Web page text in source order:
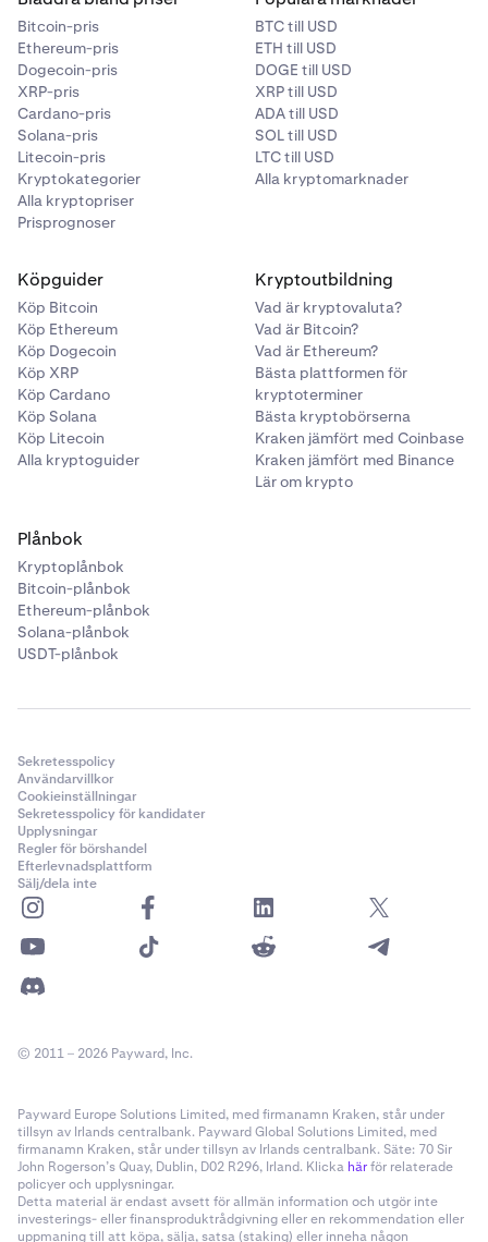
Bitcoin-pris
Ethereum-pris
Dogecoin-pris
XRP-pris
Cardano-pris
Solana-pris
Litecoin-pris
Kryptokategorier
Alla kryptopriser
Prisprognoser
BTC till USD
ETH till USD
DOGE till USD
XRP till USD
ADA till USD
SOL till USD
LTC till USD
Alla kryptomarknader
Köpguider
Köp Bitcoin
Köp Ethereum
Köp Dogecoin
Köp XRP
Köp Cardano
Köp Solana
Köp Litecoin
Alla kryptoguider
Kryptoutbildning
Vad är kryptovaluta?
Vad är Bitcoin?
Vad är Ethereum?
Bästa plattformen för
kryptoterminer
Bästa kryptobörserna
Kraken jämfört med Coinbase
Kraken jämfört med Binance
Lär om krypto
Plånbok
Kryptoplånbok
Bitcoin-plånbok
Ethereum-plånbok
Solana-plånbok
USDT-plånbok
Sekretesspolicy
Användarvillkor
Cookieinställningar
Sekretesspolicy för kandidater
Upplysningar
Regler för börshandel
Efterlevnadsplattform
Sälj/dela inte
© 2011 – 2026 Payward, Inc.
Payward Europe Solutions Limited, med firmanamn Kraken, står under
tillsyn av Irlands centralbank. Payward Global Solutions Limited, med
firmanamn Kraken, står under tillsyn av Irlands centralbank. Säte: 70 Sir
John Rogerson’s Quay, Dublin, D02 R296, Irland. Klicka härför relaterade
policyer och upplysningar.
Detta material är endast avsett för allmän information och utgör inte
investerings- eller finansproduktrådgivning eller en rekommendation eller
uppmaning till att köpa, sälja, satsa (staking) eller inneha någon